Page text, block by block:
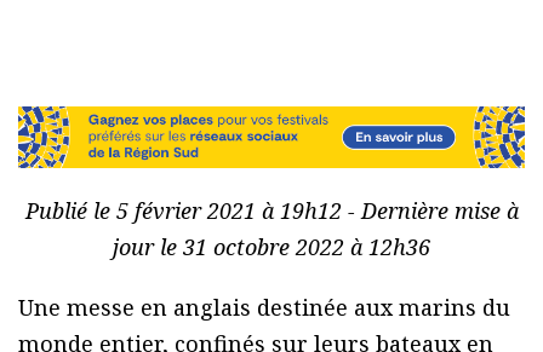
Publié le 5 février 2021 à 19h12 - Dernière mise à
jour le 31 octobre 2022 à 12h36
Une messe en anglais destinée aux marins du
monde entier, confinés sur leurs bateaux en